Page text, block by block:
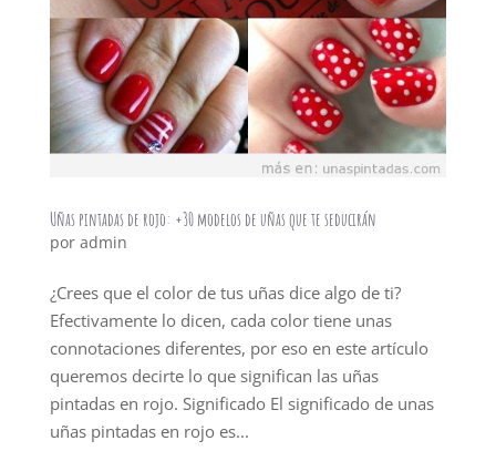
Uñas pintadas de rojo: +30 modelos de uñas que te seducirán
por admin
¿Crees que el color de tus uñas dice algo de ti?
Efectivamente lo dicen, cada color tiene unas
connotaciones diferentes, por eso en este artículo
queremos decirte lo que significan las uñas
pintadas en rojo. Significado El significado de unas
uñas pintadas en rojo es...